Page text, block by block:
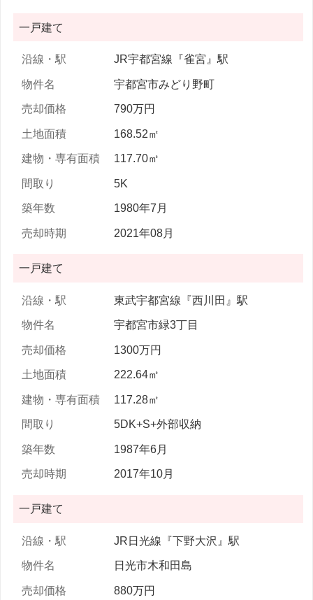
一戸建て
JR宇都宮線『雀宮』駅
宇都宮市みどり野町
790万円
168.52㎡
117.70㎡
5K
1980年7月
2021年08月
一戸建て
東武宇都宮線『西川田』駅
宇都宮市緑3丁目
1300万円
222.64㎡
117.28㎡
5DK+S+外部収納
1987年6月
2017年10月
一戸建て
JR日光線『下野大沢』駅
日光市木和田島
880万円